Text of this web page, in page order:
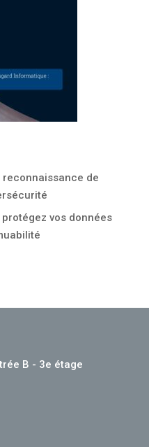
reconnaissance de
vos données
B - 3e étage